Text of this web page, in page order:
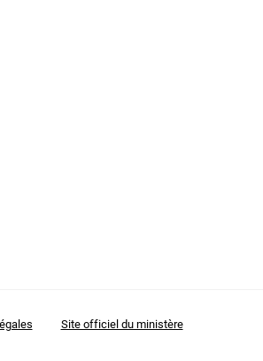
Site officiel du ministère